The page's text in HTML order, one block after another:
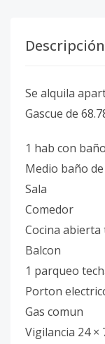
Descripción
Se alquila
Gascue de
1 hab con
Medio baño
Sala
Comedor
Cocina
Balcon
1 parqueo
Porton
Gas comun
Vigilancia 24 ×